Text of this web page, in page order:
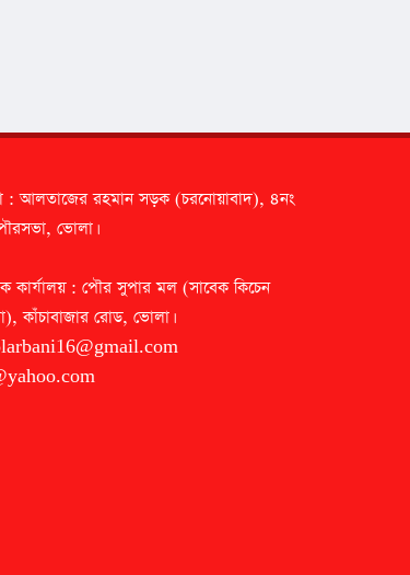
: আলতাজের রহমান সড়ক (চরনোয়াবাদ), ৪নং
ভোলা।
কার্যালয় : পৌর সুপার মল (সাবেক কিচেন
কাঁচাবাজার রোড, ভোলা।